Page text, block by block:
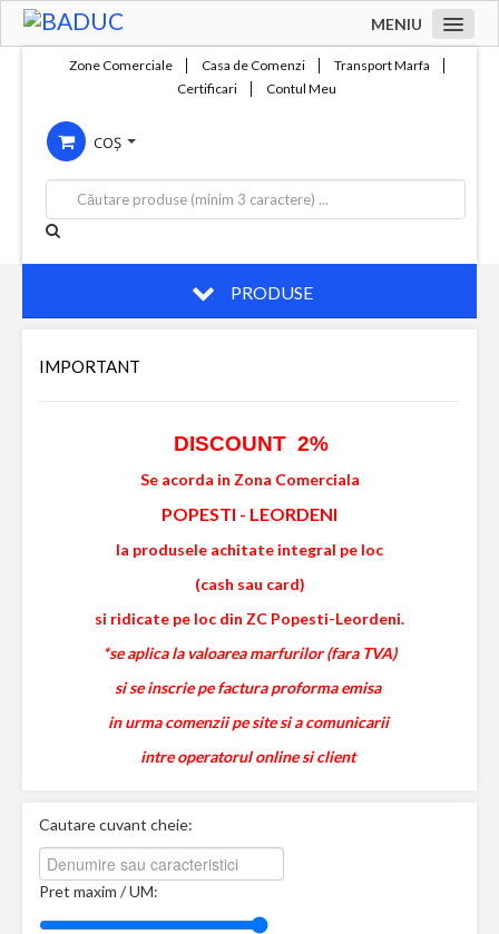
MENIU
Compania
Servicii
Productie
Zone Comerciale Casa de Comenzi
Transport Marfa
Certificari
Contul Meu
COȘ
PRODUSE
IMPORTANT
DISCOUNT 2%
Se acorda in Zona Comerciala
POPESTI - LEORDENI
la produsele achitate integral pe loc
(cash sau card)
si ridicate pe loc din ZC Popesti-Leordeni.
*se aplica la valoarea marfurilor (fara TVA)
si se inscrie pe factura proforma emisa
in urma comenzii pe site si a comunicarii
intre operatorul online si client
Cautare cuvant cheie:
Pret maxim / UM: